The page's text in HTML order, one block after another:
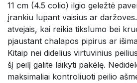
11 cm (4.5 colio) ilgio geležtė
įrankiu lupant vaisius ar
atvejais, kai reikia tikslumo bei
pjaustant chalapos pipirus ar
Kitaip nei didelius virtuvinius
šį peilį galite laikyti pakėlę.
maksimaliai kontroliuoti peilio